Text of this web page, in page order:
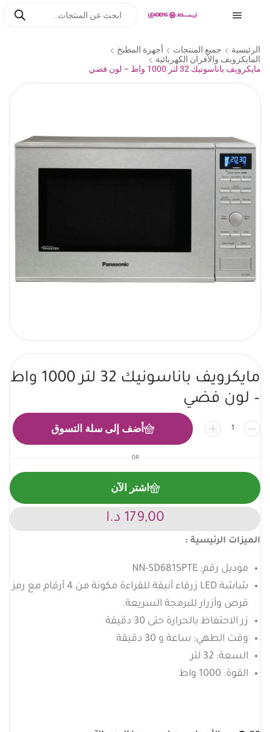
الرئيسية جميع المنتجات
أجهزة المطبخ
المايكرويف والأفران الكهربائية
مايكرويف باناسونيك 32 لتر 1000 واط – لون فضي
مايكرويف باناسونيك 32 لتر 1000 واط
– لون فضي
أضف إلى سلة التسوق
OR
اشتر الآن
179,00 د.ا
الميزات الرئيسية :
موديل رقم: NN-SD681SPTE
شاشة LED زرقاء أنيقة للقراءة مكونة من 4 أرقام مع رمز
قرص وأزرار للبرمجة السريعة.
زر الاحتفاظ بالحرارة حتى 30 دقيقة
وقت الطهي: ساعة و 30 دقيقة
السعة: 32 لتر
القوة: 1000 واط